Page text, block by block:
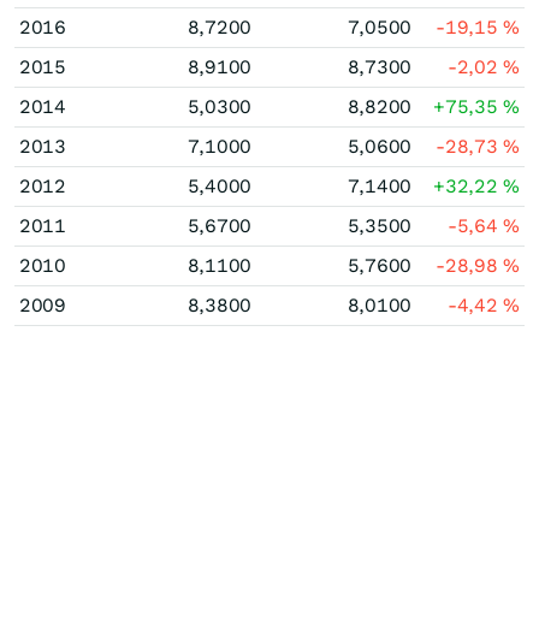
2016
8,7200 7,0500 -19,15%
2015
8,9100 8,7300 -2,02%
2014
5,0300 8,8200 +75,35%
2013
7,1000 5,0600 -28,73%
2012
5,4000 7,1400 +32,22%
2011
5,6700 5,3500 -5,64%
2010
8,1100 5,7600 -28,98%
2009
8,3800 8,0100 -4,42%